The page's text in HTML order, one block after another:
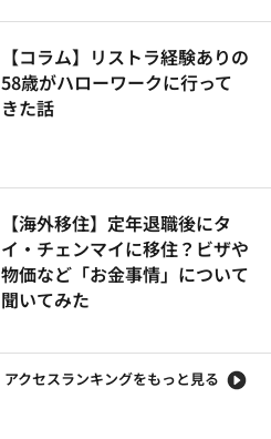
【コラム】リストラ経験ありの
58歳がハローワークに行って
きた話
【海外移住】定年退職後にタ
イ・チェンマイに移住？ビザや
物価など「お金事情」について
聞いてみた
アクセスランキングをもっと見る